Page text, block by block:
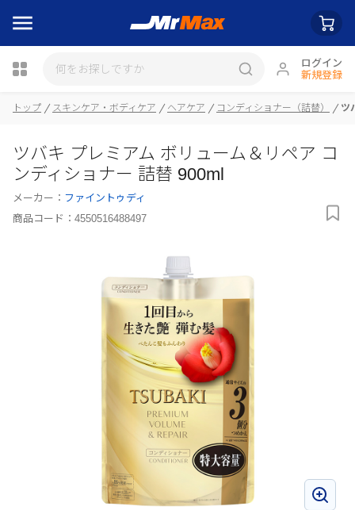
ログイン
新規登録
トップ スキンケア・ボディケア ヘアケア コンディショナー（詰替） ツ
ツバキ プレミアム ボリューム＆リペア コ
ンディショナー 詰替 900ml
メーカー： ファイントゥディ
商品コード： 4550516488497